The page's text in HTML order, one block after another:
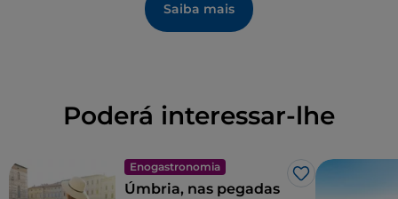
Saiba mais
Poderá interessar-lhe
Enogastronomia
Gosto
Úmbria, nas pegadas